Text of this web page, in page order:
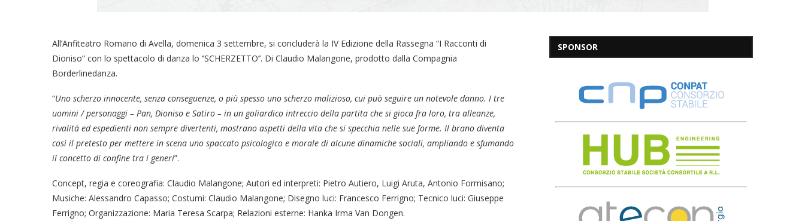
All’Anfiteatro Romano di Avella, domenica 3 settembre, si concluderà la IV Edizione della Rassegna “I Racconti di
Dioniso” con lo spettacolo di danza lo ‘’SCHERZETTO’’. Di Claudio Malangone, prodotto dalla Compagnia
Borderlinedanza.
“Uno scherzo innocente, senza conseguenze, o più spesso uno scherzo malizioso, cui può seguire un notevole danno. I tre
uomini / personaggi – Pan, Dioniso e Satiro – in un goliardico intreccio della partita che si gioca fra loro, tra alleanze,
rivalità ed espedienti non sempre divertenti, mostrano aspetti della vita che si specchia nelle sue forme. Il brano diventa
così il pretesto per mettere in scena uno spaccato psicologico e morale di alcune dinamiche sociali, ampliando e sfumando
il concetto di confine tra i generi”.
Concept, regia e coreografia: Claudio Malangone; Autori ed interpreti: Pietro Autiero, Luigi Aruta, Antonio Formisano;
Musiche: Alessandro Capasso; Costumi: Claudio Malangone; Disegno luci: Francesco Ferrigno; Tecnico luci: Giuseppe
Ferrigno; Organizzazione: Maria Teresa Scarpa; Relazioni esterne: Hanka Irma Van Dongen.
SPONSOR